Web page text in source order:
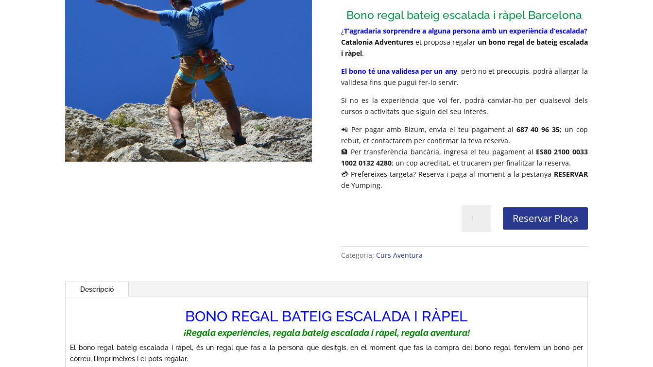
Bono regal bateig escalada i ràpel Barcelona
¿T’agradaria sorprendre a alguna persona amb un experiència d’escalada?
Catalonia Adventureset proposa regalar un bono regal de bateig escalada
i ràpel.
El bono té una validesa per un any, però no et preocupis, podrà allargar la
validesa fins que pugui fer-lo servir.
Si no es la experiència que vol fer, podrà canviar-ho per qualsevol dels
cursos o activitats que siguin del seu interès.
📲 Per pagar amb Bizum, envia el teu pagament al 687 40 96 35; un cop
rebut, et contactarem per confirmar la teva reserva.
🏦 Per transferència bancària, ingresa el teu pagament al ES80 2100 0033
1002 0132 4280; un cop acreditat, et trucarem per finalitzar la reserva.
💳 Prefereixes targeta? Reserva i paga al moment a la pestanya RESERVAR
de Yumping.
Reservar Plaça
Categoria: Curs Aventura
Descripció
BONO REGAL BATEIG ESCALADA I RÀPEL
¡Regala experiències, regala bateig escalada i ràpel, regala aventura!
El bono regal bateig escalada i rápel, és un regal que fas a la persona que desitgis, en el moment que fas la compra del bono regal, t’enviem un bono per
correu, l’imprimeixes i el pots regalar.